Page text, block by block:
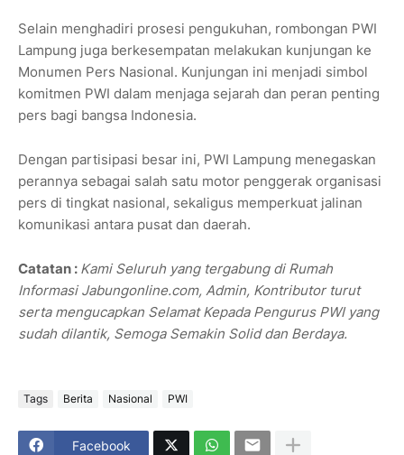
Selain menghadiri prosesi pengukuhan, rombongan PWI
Lampung juga berkesempatan melakukan kunjungan ke
Monumen Pers Nasional. Kunjungan ini menjadi simbol
komitmen PWI dalam menjaga sejarah dan peran penting
pers bagi bangsa Indonesia.
Dengan partisipasi besar ini, PWI Lampung menegaskan
perannya sebagai salah satu motor penggerak organisasi
pers di tingkat nasional, sekaligus memperkuat jalinan
komunikasi antara pusat dan daerah.
Catatan : Kami Seluruh yang tergabung di Rumah
Informasi Jabungonline.com, Admin, Kontributor turut
serta mengucapkan Selamat Kepada Pengurus PWI yang
sudah dilantik, Semoga Semakin Solid dan Berdaya.
Tags Berita Nasional PWI
Facebook